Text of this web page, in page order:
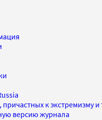
причастных к
версию журнала